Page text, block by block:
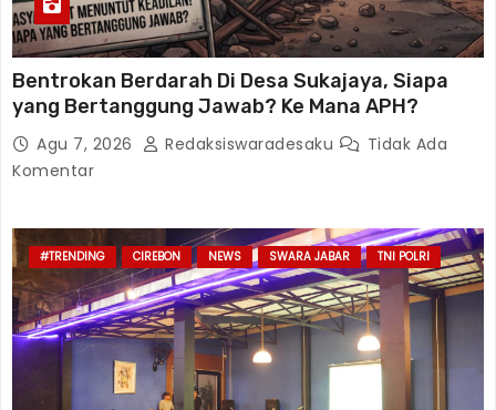
Bentrokan Berdarah Di Desa Sukajaya, Siapa
yang Bertanggung Jawab? Ke Mana APH?
Agu 7, 2026 Redaksiswaradesaku
Tidak Ada
Komentar
#TRENDING CIREBON NEWS SWARA JABAR TNI POLRI